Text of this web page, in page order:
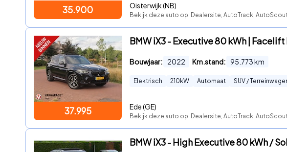
35.900 Oisterwijk (NB)
Bekijk deze auto op: Dealersite, AutoTrack,
37.995
BMW iX3 - Executive 80 kWh |
Bouwjaar: 2022 Km.stand: 95.773km
Elektrisch 210 kW Automaat SUV /
Ede (GE)
Bekijk deze auto op: Dealersite, AutoTrack,
BMW iX3 - High Executive 80 kWh /